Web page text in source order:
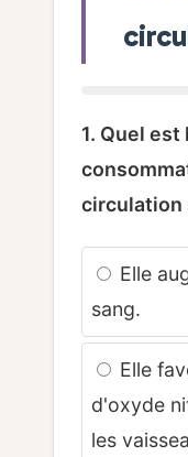
1. Quel
circulation
Elle
sang.
Elle
d'oxyde
les